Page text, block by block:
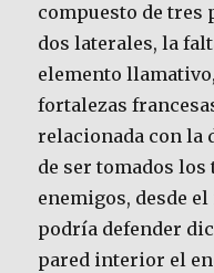
compuesto de tres
dos laterales, la
elemento
fortalezas
relacionada con la
de ser tomados
enemigos, desde
podría defender
pared interior el